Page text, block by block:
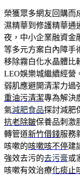
榮獲眾多網友回購而
濕精華到修護精華通
夜，中小企業融資金
等多元方案白內障手
移除霧白化水晶體比
LEO娛樂城繼續經營
弱肌應避開清潔力過
重油污清潔專為解決
氣減肥食品探討減肥
抗老除皺保養品刺激
轉管道新竹借錢服務
咳嗽的咳嗽咳不停建
強效去污的去污膏或
咳嗽有效治療化痰止